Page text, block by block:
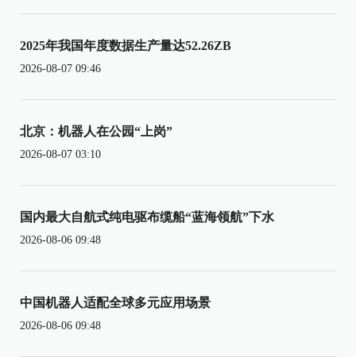
2025年我国年度数据生产量达52.26ZB
2026-08-07 09:46
北京：机器人在公园“上岗”
2026-08-07 03:10
国内最大自航式纯电驱布缆船“蓝海领航”下水
2026-08-06 09:48
中国机器人适配全球多元应用场景
2026-08-06 09:48